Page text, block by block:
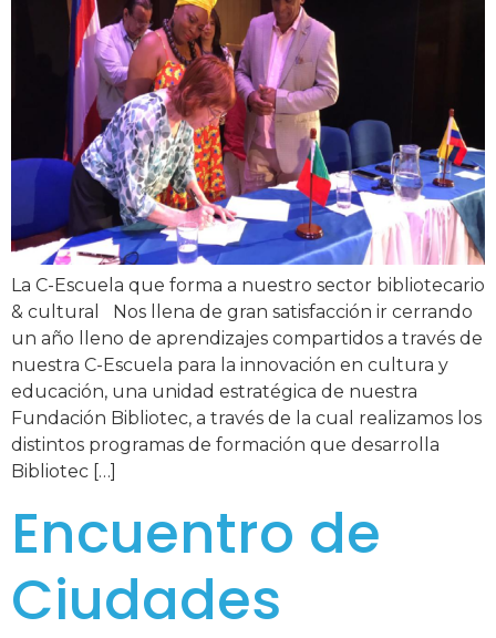
La C-Escuela que forma a nuestro sector bibliotecario
& cultural Nos llena de gran satisfacción ir cerrando
un año lleno de aprendizajes compartidos a través de
nuestra C-Escuela para la innovación en cultura y
educación, una unidad estratégica de nuestra
Fundación Bibliotec, a través de la cual realizamos los
distintos programas de formación que desarrolla
Bibliotec […]
Encuentro de
Ciudades